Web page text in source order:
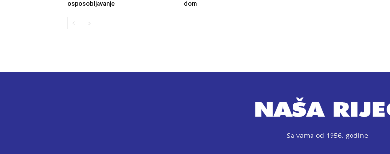
osposobljavanje
dom
Sa vama od 1956. godine